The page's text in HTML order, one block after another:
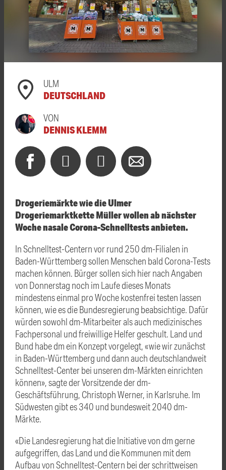
ULM
DEUTSCHLAND
VON
DENNIS KLEMM
Drogeriemärkte wie die Ulmer
Drogeriemarktkette Müller wollen ab nächster
Woche nasale Corona-Schnelltests anbieten.
In Schnelltest-Centern vor rund 250 dm-Filialen in
Baden-Württemberg sollen Menschen bald Corona-Tests
machen können. Bürger sollen sich hier nach Angaben
von Donnerstag noch im Laufe dieses Monats
mindestens einmal pro Woche kostenfrei testen lassen
können, wie es die Bundesregierung beabsichtige. Dafür
würden sowohl dm-Mitarbeiter als auch medizinisches
Fachpersonal und freiwillige Helfer geschult. Land und
Bund habe dm ein Konzept vorgelegt, «wie wir zunächst
in Baden-Württemberg und dann auch deutschlandweit
Schnelltest-Center bei unseren dm-Märkten einrichten
können», sagte der Vorsitzende der dm-
Geschäftsführung, Christoph Werner, in Karlsruhe. Im
Südwesten gibt es 340 und bundesweit 2040 dm-
Märkte.
«Die Landesregierung hat die Initiative von dm gerne
aufgegriffen, das Land und die Kommunen mit dem
Aufbau von Schnelltest-Centern bei der schrittweisen